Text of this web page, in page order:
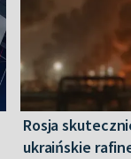
Rosja
ukraińskie